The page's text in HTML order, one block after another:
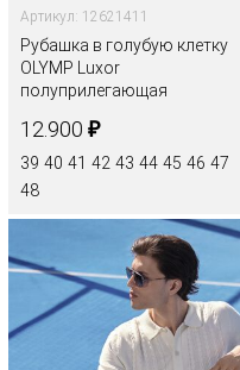
Артикул: 12621411
Рубашка в голубую клетку
OLYMP Luxor
полуприлегающая
12.900 ₽
39 40 41 42 43 44 45 46 47
48